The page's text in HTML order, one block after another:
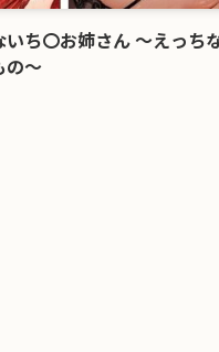
ち〇お姉さん 〜えっち
の〜